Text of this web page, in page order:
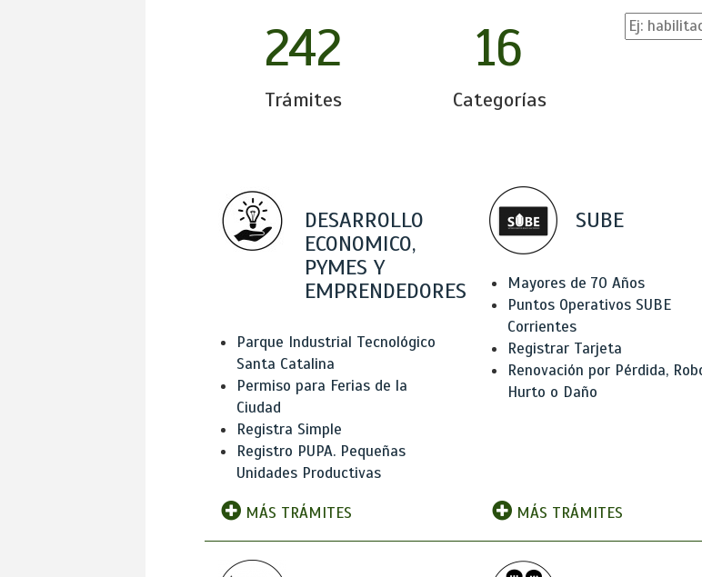
242
Trámites
16
Categorías
DESARROLLO
ECONOMICO,
PYMES Y
EMPRENDEDORES
Parque Industrial Tecnológico
Santa Catalina
Permiso para Ferias de la
Ciudad
Registra Simple
Registro PUPA. Pequeñas
Unidades Productivas
MÁS TRÁMITES
SUBE
Mayores de 70 Años
Puntos Operativos SUBE
Corrientes
Registrar Tarjeta
Renovación por Pérdida,
Hurto o Daño
MÁS TRÁMITES